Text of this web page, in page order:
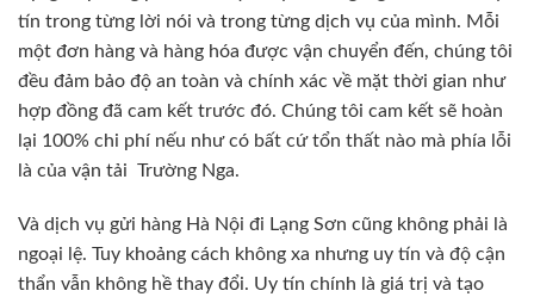
tín trong từng lời nói và trong từng dịch vụ của mình. Mỗi
một đơn hàng và hàng hóa được vận chuyển đến, chúng tôi
đều đảm bảo độ an toàn và chính xác về mặt thời gian như
hợp đồng đã cam kết trước đó. Chúng tôi cam kết sẽ hoàn
lại 100% chi phí nếu như có bất cứ tổn thất nào mà phía lỗi
là của vận tải Trường Nga.
Và dịch vụ gửi hàng Hà Nội đi Lạng Sơn cũng không phải là
ngoại lệ. Tuy khoảng cách không xa nhưng uy tín và độ cận
thẩn vẫn không hề thay đổi. Uy tín chính là giá trị và tạo